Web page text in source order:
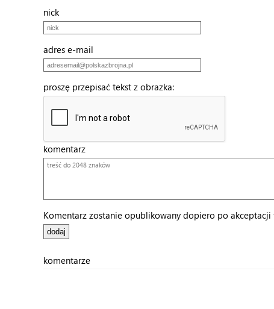
nick
adres e-mail
proszę przepisać tekst z obrazka:
komentarz
Komentarz zostanie opublikowany dopiero po akceptacji
komentarze